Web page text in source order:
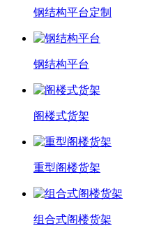
钢结构平台定制
钢结构平台
阁楼式货架
重型阁楼货架
组合式阁楼货架